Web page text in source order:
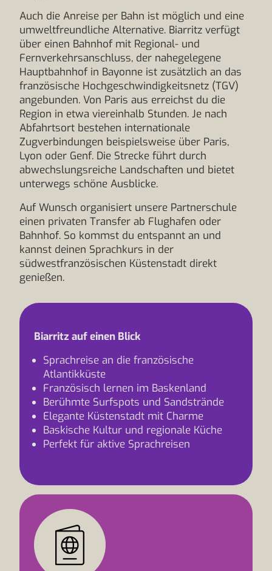
Auch die Anreise per Bahn ist möglich und eine
umweltfreundliche Alternative. Biarritz verfügt
über einen Bahnhof mit Regional- und
Fernverkehrsanschluss, der nahegelegene
Hauptbahnhof in Bayonne ist zusätzlich an das
französische Hochgeschwindigkeitsnetz (TGV)
angebunden. Von Paris aus erreichst du die
Region in etwa viereinhalb Stunden. Je nach
Abfahrtsort bestehen internationale
Zugverbindungen beispielsweise über Paris,
Lyon oder Genf. Die Strecke führt durch
abwechslungsreiche Landschaften und bietet
unterwegs schöne Ausblicke.
Auf Wunsch organisiert unsere Partnerschule
einen privaten Transfer ab Flughafen oder
Bahnhof. So kommst du entspannt an und
kannst deinen Sprachkurs in der
südwestfranzösischen Küstenstadt direkt
genießen.
Biarritz auf einen Blick
Sprachreise an die französische
Atlantikküste
Französisch lernen im Baskenland
Berühmte Surfspots und Sandstrände
Elegante Küstenstadt mit Charme
Baskische Kultur und regionale Küche
Perfekt für aktive Sprachreisen